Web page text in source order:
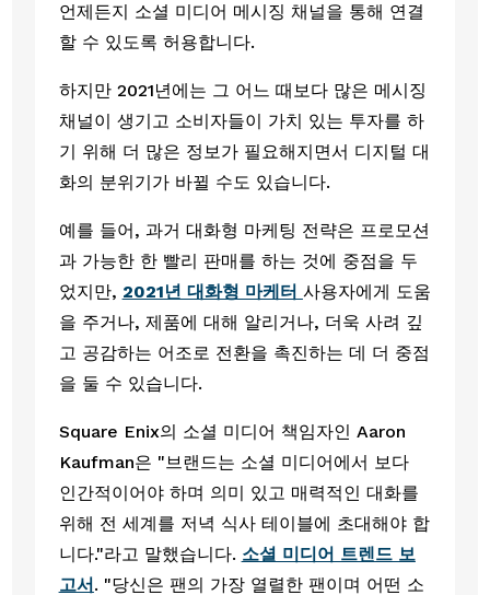
언제든지 소셜 미디어 메시징 채널을 통해 연결
할 수 있도록 허용합니다.
하지만 2021년에는 그 어느 때보다 많은 메시징
채널이 생기고 소비자들이 가치 있는 투자를 하
기 위해 더 많은 정보가 필요해지면서 디지털 대
화의 분위기가 바뀔 수도 있습니다.
예를 들어, 과거 대화형 마케팅 전략은 프로모션
과 가능한 한 빨리 판매를 하는 것에 중점을 두
었지만, 2021년 대화형 마케터 사용자에게 도움
을 주거나, 제품에 대해 알리거나, 더욱 사려 깊
고 공감하는 어조로 전환을 촉진하는 데 더 중점
을 둘 수 있습니다.
Square Enix의 소셜 미디어 책임자인 Aaron
Kaufman은 "브랜드는 소셜 미디어에서 보다
인간적이어야 하며 의미 있고 매력적인 대화를
위해 전 세계를 저녁 식사 테이블에 초대해야 합
니다."라고 말했습니다. 소셜 미디어 트렌드 보
고서 . "당신은 팬의 가장 열렬한 팬이며 어떤 소